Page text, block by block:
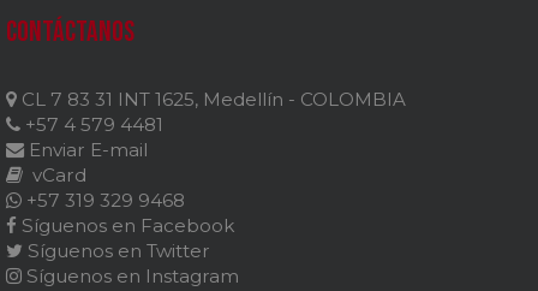
Contáctanos
CL 7 83 31 INT 1625, Medellín - COLOMBIA
+57 4 579 4481
Enviar E-mail
vCard
+57 319 329 9468
Síguenos en Facebook
Síguenos en Twitter
Síguenos en Instagram